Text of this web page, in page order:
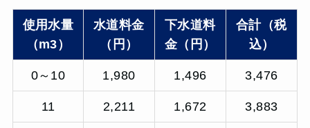
使用水量
（m3）
水道料金
（円）
下水道料
金（円）
合計（税
込）
0～10 1,980 1,496 3,476
11 2,211 1,672 3,883